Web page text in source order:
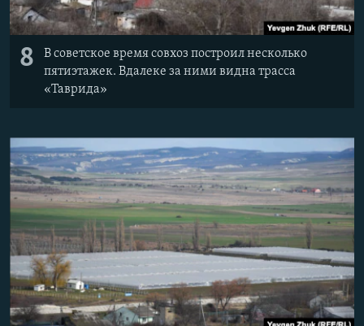
8
В советское время совхоз построил несколько
пятиэтажек. Вдалеке за ними видна трасса
«Таврида»